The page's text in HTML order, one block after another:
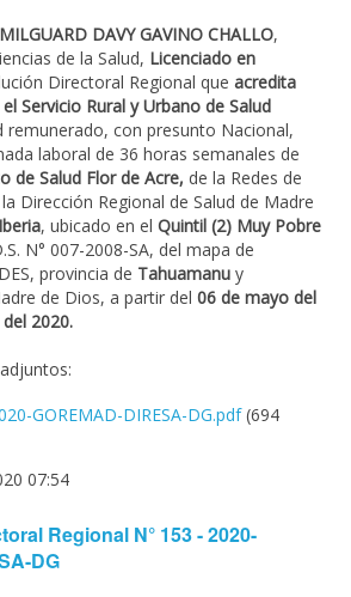
MILGUARD DAVY GAVINO CHALLO,
de la Salud, Licenciado en
Directoral Regional que acredita
Servicio Rural y Urbano de Salud
remunerado, con presunto Nacional,
laboral de 36 horas semanales de
de Salud Flor de Acre, de la Redes de
Dirección Regional de Salud de Madre
Iberia, ubicado en el Quintil (2) Muy Pobre
N° 007-2008-SA, del mapa de
provincia de Tahuamanu y
de Dios, a partir del 06 de mayo del
2020.
GOREMAD-DIRESA-DG.pdf(694
07:54
Regional N° 153 - 2020-
DG